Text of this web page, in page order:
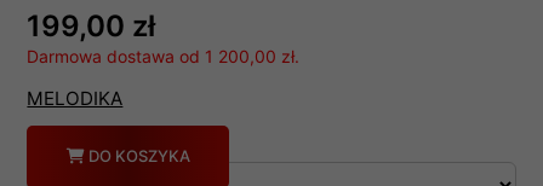
199,00 zł
Darmowa dostawa od 1 200,00 zł.
MELODIKA
Ilość DO KOSZYKA